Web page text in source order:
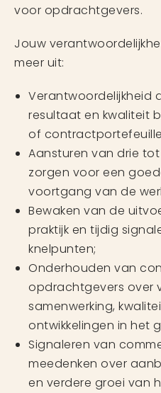
voor opdrachtgevers.
Jouw
meer uit:
Verantwoordelijkheid
resultaat en kwaliteit
of
Aansturen van drie
zorgen voor een
voortgang van de
Bewaken van de
praktijk en tijdig
knelpunten;
Onderhouden van
opdrachtgevers over
samenwerking,
ontwikkelingen in het
Signaleren van
meedenken over
en verdere groei van